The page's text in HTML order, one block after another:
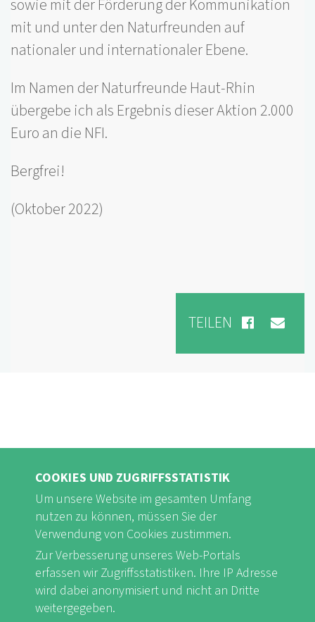
sowie mit der Förderung der Kommunikation
mit und unter den Naturfreunden auf
nationaler und internationaler Ebene.
Im Namen der Naturfreunde Haut-Rhin
übergebe ich als Ergebnis dieser Aktion 2.000
Euro an die NFI.
Bergfrei!
(Oktober 2022)
TEILEN
Instagram
COOKIES UND ZUGRIFFSSTATISTIK
Um unsere Website im gesamten Umfang
nutzen zu können, müssen Sie der
Verwendung von Cookies zustimmen.
Zur Verbesserung unseres Web-Portals
erfassen wir Zugriffsstatistiken. Ihre IP Adresse
wird dabei anonymisiert und nicht an Dritte
weitergegeben.